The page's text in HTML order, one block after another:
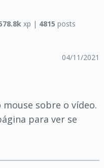
xp | 4815 posts
04/11/2021
sobre o vídeo.
para ver se